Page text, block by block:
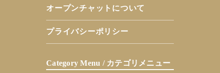
オープンチャットについて
プライバシーポリシー
Category Menu / カテゴリメニュー